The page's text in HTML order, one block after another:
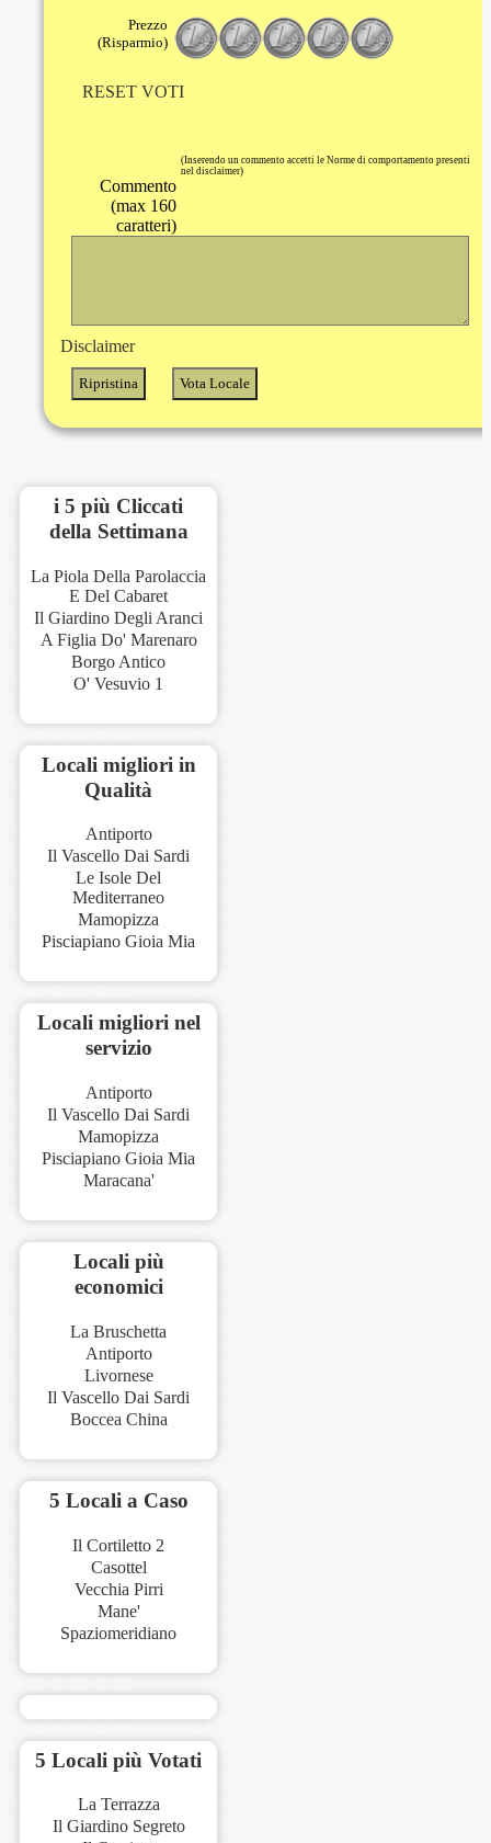
Prezzo
(Risparmio)
RESET VOTI
(Inserendo un commento accetti le Norme di comportamento presenti
nel disclaimer)
Commento
(max 160
caratteri)
Disclaimer
i 5 più Cliccati
della Settimana
La Piola Della Parolaccia
E Del Cabaret
Il Giardino Degli Aranci
A Figlia Do' Marenaro
Borgo Antico
O' Vesuvio 1
Locali migliori in
Qualità
Antiporto
Il Vascello Dai Sardi
Le Isole Del
Mediterraneo
Mamopizza
Pisciapiano Gioia Mia
Locali migliori nel
servizio
Antiporto
Il Vascello Dai Sardi
Mamopizza
Pisciapiano Gioia Mia
Maracana'
Locali più
economici
La Bruschetta
Antiporto
Livornese
Il Vascello Dai Sardi
Boccea China
5 Locali a Caso
Il Cortiletto 2
Casottel
Vecchia Pirri
Mane'
Spaziomeridiano
5 Locali più Votati
La Terrazza
Il Giardino Segreto